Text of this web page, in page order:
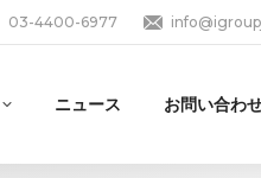
03-4400-6977
ニュース お問い合わ